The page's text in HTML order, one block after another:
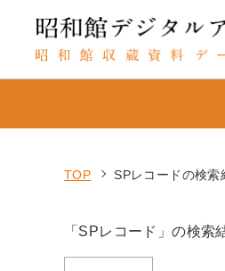
TOP SPレコードの検索
「SPレコード」の検